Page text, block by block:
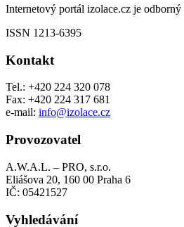
Internetový portál izolace.cz je
ISSN 1213-6395
Kontakt
Tel.: +420 224 320 078
Fax: +420 224 317 681
e-mail: info@izolace.cz
Provozovatel
A.W.A.L. – PRO, s.r.o.
Eliášova 20, 160 00 Praha 6
IČ: 05421527
Vyhledávání